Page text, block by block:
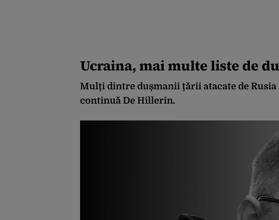
Ucraina, mai multe liste de
Mulți dintre dușmanii țării atacate de
continuă De Hillerin.